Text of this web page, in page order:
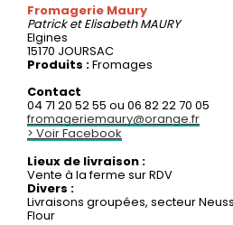
Fromagerie Maury
Patrick et ElisabethMAURY
Elgines
15170 JOURSAC
Produits :Fromages
Contact
04 71 20 52 55 ou 06 82 22 70 05
fromageriemaury@orange.fr
> Voir Facebook
Lieux de livraison :
Vente à la ferme sur RDV
Divers :
Livraisons groupées, secteur
Flour